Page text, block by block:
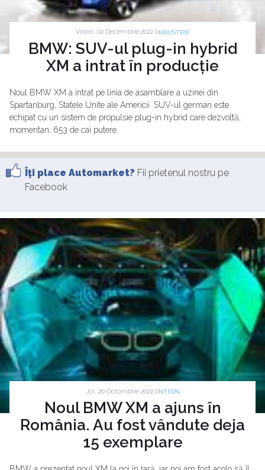
Vineri, 02 Decembrie 2022 | INDUSTRIE
BMW: SUV-ul plug-in hybrid
XM a intrat în producție
Noul BMW XM a intrat pe linia de asamblare a uzinei din
Spartanburg, Statele Unite ale Americii. SUV-ul german este
echipat cu un sistem de propulsie plug-in hybrid care dezvoltă,
momentan, 653 de cai putere.
Îţi place Automarket? Fii prietenul nostru pe
Facebook
Joi, 20 Octombrie 2022 | INTERN
Noul BMW XM a ajuns în
România. Au fost vândute deja
15 exemplare